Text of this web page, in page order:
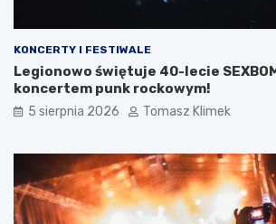
KONCERTY I FESTIWALE
Legionowo świętuje 40-lecie
koncertem punk rockowym!
5 sierpnia 2026 Tomasz Klimek